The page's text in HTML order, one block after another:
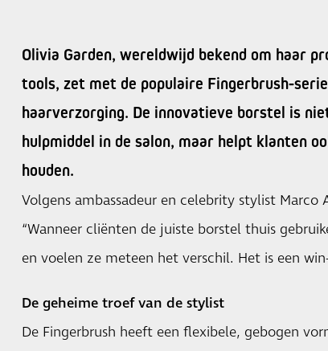
Olivia Garden, wereldwijd bekend om haar
tools, zet met de populaire Fingerbrush-
haarverzorging. De innovatieve borstel is
hulpmiddel in de salon, maar helpt klanten
houden.
Volgens ambassadeur en celebrity stylist
“Wanneer cliënten de juiste borstel thuis
en voelen ze meteen het verschil. Het is een
De geheime troef van de stylist
De Fingerbrush heeft een flexibele, gebogen